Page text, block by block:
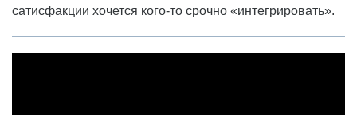
сатисфакции хочется кого-то срочно «интегрировать».